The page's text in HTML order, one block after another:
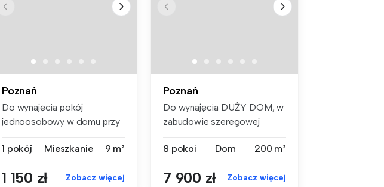
Poznań
Do wynajęcia pokój
jednoosobowy w domu przy
1 pokój
Mieszkanie 9 m²
1 150 zł Zobacz więcej
Poznań
Do wynajęcia DUŻY DOM, w
zabudowie szeregowej
8 pokoi
Dom 200 m²
7 900 zł Zobacz więcej